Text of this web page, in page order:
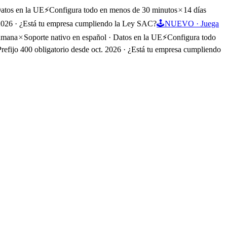
en la UE⚡Configura todo en menos de 30 minutos
14 días
· ¿Está tu empresa cumpliendo la Ley SAC?🕹️NUEVO · Juega
Soporte nativo en español · Datos en la UE⚡Configura todo
400 obligatorio desde oct. 2026 · ¿Está tu empresa cumpliendo